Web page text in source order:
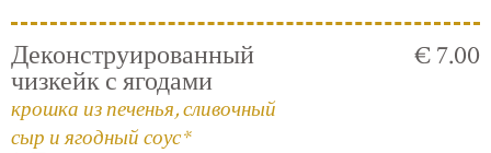
Деконструированный
чизкейк с ягодами
крошка из печенья, сливочный
сыр и ягодный соус*
€ 7.00